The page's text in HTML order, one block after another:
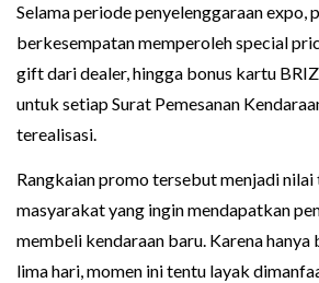
Selama periode penyelenggaraan expo,
berkesempatan memperoleh special
gift dari dealer, hingga bonus kartu
untuk setiap Surat Pemesanan
terealisasi.
Rangkaian promo tersebut menjadi
masyarakat yang ingin mendapatkan
membeli kendaraan baru. Karena hanya
lima hari, momen ini tentu layak